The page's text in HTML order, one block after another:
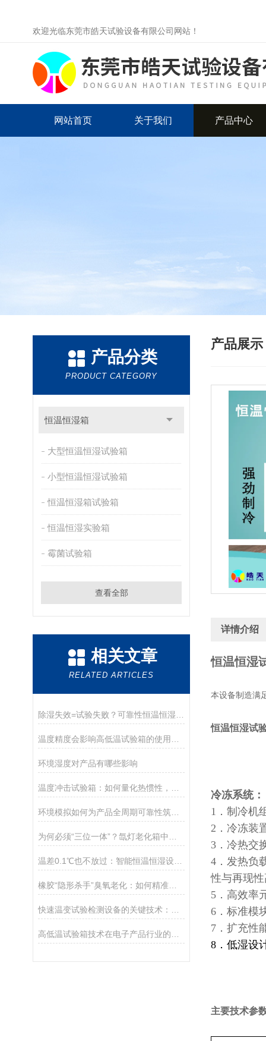
欢迎光临东莞市皓天试验设备有限公司网站！
网站首页 关于我们 产品中心
产品分类
PRODUCT CATEGORY
恒温恒湿箱
大型恒温恒湿试验箱
小型恒温恒湿试验箱
恒温恒湿箱试验箱
恒温恒湿实验箱
霉菌试验箱
查看全部
相关文章
RELATED ARTICLES
环境湿度对产品有哪些影响
环境模拟如何为产品全周期可靠性筑起智能防线？
橡胶“隐形杀手”臭氧老化：如何精准捕捉、科学量化？
产品展示
详情介绍
恒温恒湿
本设备制造满
恒温恒湿试
冷冻系统：
1．制冷机
2．冷冻装
3．冷热交
4．发热负
性与再现
5．高效率
6．标准模
7．扩充性
8．低湿设
主要技术参